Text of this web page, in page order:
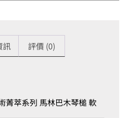
訊 評價 (0)
菁萃系列 馬林巴木琴槌 軟